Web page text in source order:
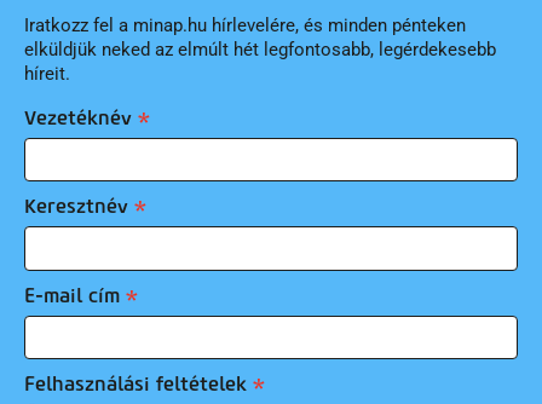
Iratkozz fel a minap.hu hírlevelére, és minden pénteken
elküldjük neked az elmúlt hét legfontosabb, legérdekesebb
híreit.
Vezetéknév
Keresztnév
E-mail cím
Felhasználási feltételek